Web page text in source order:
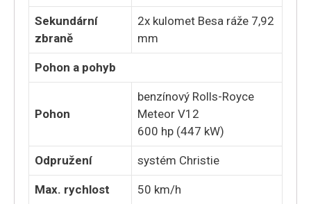
Sekundární
zbraně
2x kulomet Besa ráže 7,92
mm
Pohon a pohyb
Pohon
benzínový Rolls-Royce
Meteor V12
600 hp (447 kW)
Odpružení systém Christie
Max. rychlost 50 km/h